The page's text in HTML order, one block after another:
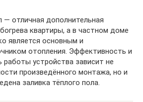
— отличная дополнительная
квартиры, а в частном доме
является основным и
отопления. Эффективность и
работы устройства зависит не
произведённого монтажа, но и
заливка тёплого пола.